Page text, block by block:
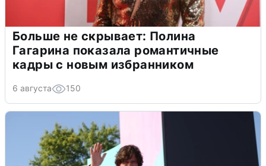
Больше не скрывает: Полина
Гагарина показала романтичные
кадры с новым избранником
6 августа 150